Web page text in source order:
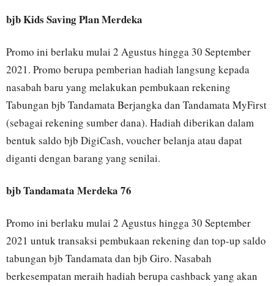
bjb Kids Saving Plan Merdeka
Promo ini berlaku mulai 2 Agustus hingga 30 September
2021. Promo berupa pemberian hadiah langsung kepada
nasabah baru yang melakukan pembukaan rekening
Tabungan bjb Tandamata Berjangka dan Tandamata MyFirst
(sebagai rekening sumber dana). Hadiah diberikan dalam
bentuk saldo bjb DigiCash, voucher belanja atau dapat
diganti dengan barang yang senilai.
bjb Tandamata Merdeka 76
Promo ini berlaku mulai 2 Agustus hingga 30 September
2021 untuk transaksi pembukaan rekening dan top-up saldo
tabungan bjb Tandamata dan bjb Giro. Nasabah
berkesempatan meraih hadiah berupa cashback yang akan